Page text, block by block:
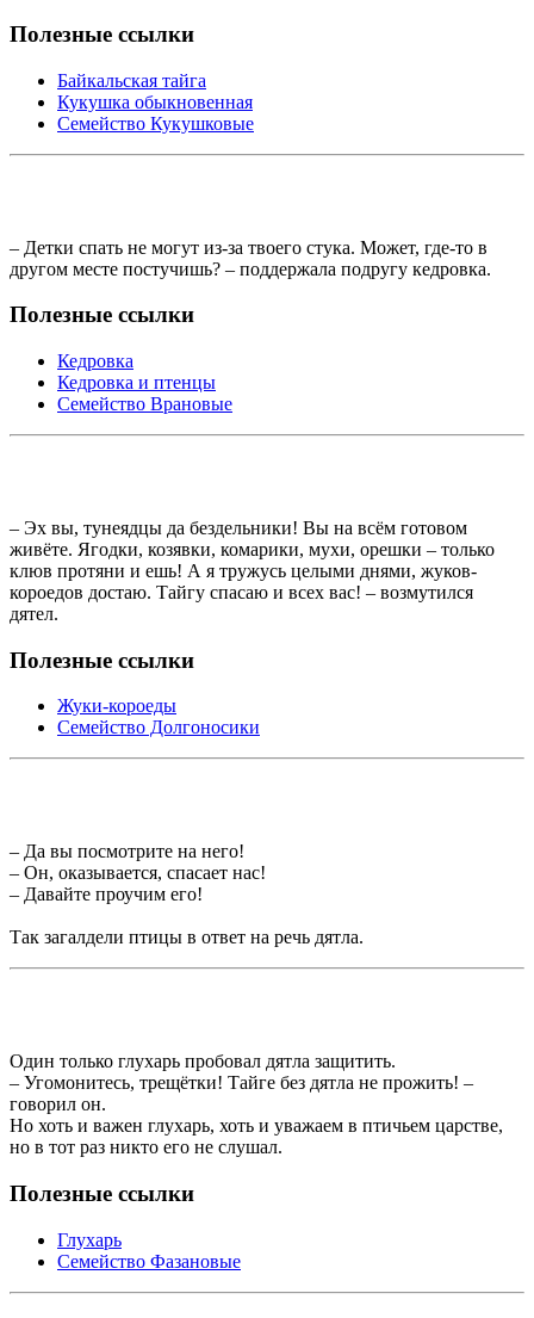
Полезные ссылки
Байкальская тайга
Кукушка обыкновенная
Семейство Кукушковые
– Детки спать не могут из-за твоего стука. Может, где-то в
другом месте постучишь? – поддержала подругу кедровка.
Полезные ссылки
Кедровка
Кедровка и птенцы
Семейство Врановые
– Эх вы, тунеядцы да бездельники! Вы на всём готовом
живёте. Ягодки, козявки, комарики, мухи, орешки – только
клюв протяни и ешь! А я тружусь целыми днями, жуков-
короедов достаю. Тайгу спасаю и всех вас! – возмутился
дятел.
Полезные ссылки
Жуки-короеды
Семейство Долгоносики
– Да вы посмотрите на него!
– Он, оказывается, спасает нас!
– Давайте проучим его!
Так загалдели птицы в ответ на речь дятла.
Один только глухарь пробовал дятла защитить.
– Угомонитесь, трещётки! Тайге без дятла не прожить! –
говорил он.
Но хоть и важен глухарь, хоть и уважаем в птичьем царстве,
но в тот раз никто его не слушал.
Полезные ссылки
Глухарь
Семейство Фазановые